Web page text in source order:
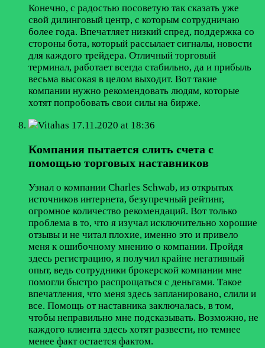
Конечно, с радостью посоветую так сказать уже
свой дилинговый центр, с которым сотрудничаю
более года. Впечатляет низкий спред, поддержка со
стороны бота, который рассылает сигналы, новости
для каждого трейдера. Отличный торговый
терминал, работает всегда стабильно, да и прибыль
весьма высокая в целом выходит. Вот такие
компании нужно рекомендовать людям, которые
хотят попробовать свои силы на бирже.
Vitahas 17.11.2020 at 18:36
Компания пытается слить счета с
помощью торговых наставников
Узнал о компании Charles Schwab, из открытых
источников интернета, безупречный рейтинг,
огромное количество рекомендаций. Вот только
проблема в то, что я изучал исключительно хорошие
отзывы и не читал плохие, именно это и привело
меня к ошибочному мнению о компании. Пройдя
здесь регистрацию, я получил крайне негативный
опыт, ведь сотрудники брокерской компании мне
помогли быстро распрощаться с деньгами. Такое
впечатления, что меня здесь запланировано, слили и
все. Помощь от наставника заключалась, в том,
чтобы неправильно мне подсказывать. Возможно, не
каждого клиента здесь хотят развести, но темнее
менее факт остается фактом.